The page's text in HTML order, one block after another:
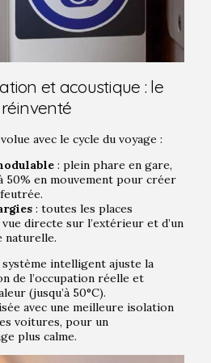
et acoustique : le
avec le cycle du voyage :
: plein phare en gare,
50% en mouvement pour créer
: toutes les places
directe sur l’extérieur et d’un
naturelle.
système intelligent ajuste la
de l’occupation réelle et
(jusqu’à 50°C).
avec une meilleure isolation
voitures, pour un
plus calme.